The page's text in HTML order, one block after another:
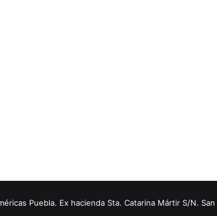
Puebla. Ex hacienda Sta. Catarina Mártir S/N.